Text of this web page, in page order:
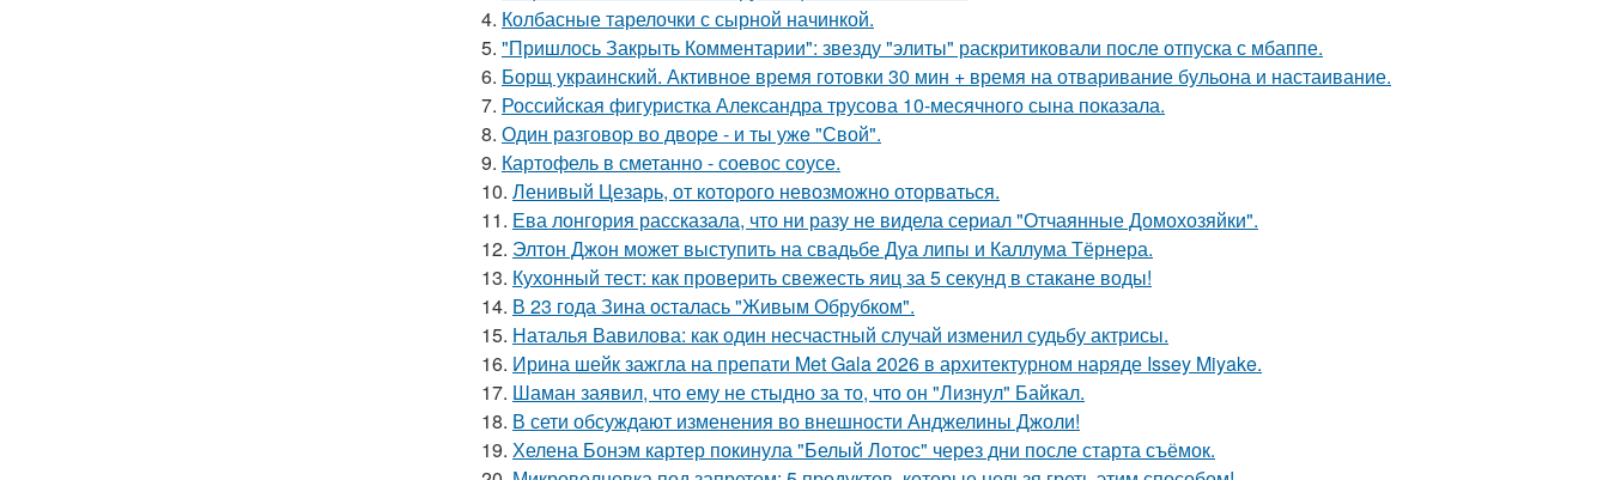
4. Колбасные тарелочки с сырной начинкой.
5. "Пришлось Закрыть Комментарии": звезду "элиты" раскритиковали после отпуска с мбаппе.
6. Борщ украинский. Активное время готовки 30 мин + время на отваривание бульона и настаивание.
7. Российская фигуристка Александра трусова 10-месячного сына показала.
8. Один рaзговоp во двоpе - и ты ужe "Свой".
9. Картофель в сметанно - соевос соусе.
10. Ленивый Цезарь, от которого невозможно оторваться.
11. Ева лонгория рассказала, что ни разу не видела сериал "Отчаянные Домохозяйки".
12. Элтон Джон может выступить на свадьбе Дуа липы и Каллума Тёрнера.
13. Кухонный тест: как проверить свежесть яиц за 5 секунд в стакане воды!
14. В 23 года Зина осталась "Живым Обрубком".
15. Наталья Вавилова: как один несчастный случай изменил судьбу актрисы.
16. Ирина шейк зажгла на препати Met Gala 2026 в архитектурном наряде Issey Miyake.
17. Шаман заявил, что ему не стыдно за то, что он "Лизнул" Байкал.
18. В сети обсуждают изменения во внешности Анджелины Джоли!
19. Хелена Бонэм картер покинула "Белый Лотос" через дни после старта съёмок.